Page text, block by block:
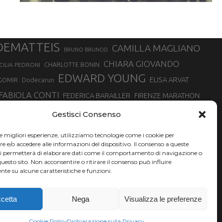
Gestisci Consenso
migliori esperienze, utilizziamo tecnologie come i cookie per
e/o accedere alle informazioni del dispositivo. Il consenso a queste
permetterà di elaborare dati come il comportamento di navigazione o
sito. Non acconsentire o ritirare il consenso può influire
su alcune caratteristiche e funzioni.
Nega Visualizza le preferenze
BRUNO BRUNOD CAMILLA MAGLIANO
PEDRONI CHARLOTTE BONIN CHIARA GIOVANDO
Dodecarun EDWARD YOUNG ELISA ARVAT
FABIOLA CONTI FEDERICA BARAILLER FIRENZE MARATHON
GIOVANNA EPIS GIULIANO CAVALLO
DI TORINO MARATONINA MARCELLA BELLETTI MARCO OLMO
MONVISO VERTICAL RACE NADIA BATTOCLETTI
BONALDI SILVIA RAMPAZZO
CHEVRIER YEMAN CRIPPA